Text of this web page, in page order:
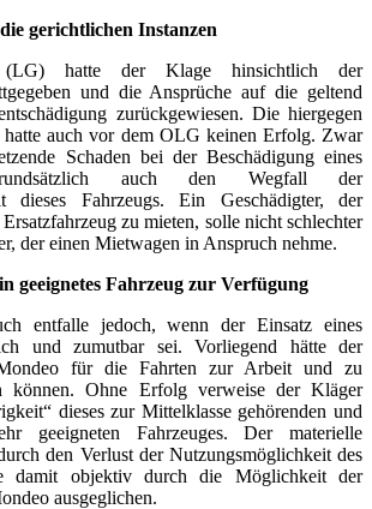
gerichtlichen Instanzen
(LG) hatte der Klage hinsichtlich der
und die Ansprüche auf die geltend
zurückgewiesen. Die hiergegen
hatte auch vor dem OLG keinen Erfolg. Zwar
Schaden bei der Beschädigung eines
auch den Wegfall der
dieses Fahrzeugs. Ein Geschädigter, der
zu mieten, solle nicht schlechter
der einen Mietwagen in Anspruch nehme.
geeignetes Fahrzeug zur Verfügung
entfalle jedoch, wenn der Einsatz eines
und zumutbar sei. Vorliegend hätte der
für die Fahrten zur Arbeit und zu
können. Ohne Erfolg verweise der Kläger
dieses zur Mittelklasse gehörenden und
geeigneten Fahrzeuges. Der materielle
den Verlust der Nutzungsmöglichkeit des
damit objektiv durch die Möglichkeit der
ausgeglichen.